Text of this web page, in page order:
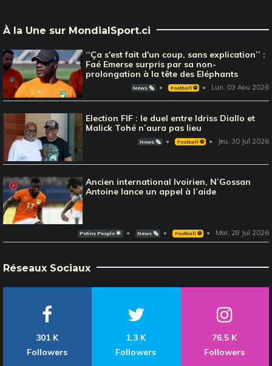
À la Une sur MondialSport.ci
‘‘Ça s'est fait d'un coup, sans explication’’ :
Faé Emerse surpris par sa non-
prolongation à la tête des Eléphants
News 🗞️ Football ⚽️ Lun, 03 Aou 2026
Election FIF : le duel entre Idriss Diallo et
Malick Tohé n’aura pas lieu
News 🗞️ Football ⚽️ Jeu, 30 Jul 2026
Ancien international Ivoirien, N’Gossan
Antoine lance un appel à l’aide
Potins People 🌟 News 🗞️ Football ⚽️ Mar, 28 Jul 2026
Réseaux Sociaux
301 K
Followers
1,3 K
Followers
76,5 K
Followers